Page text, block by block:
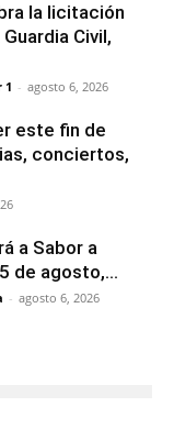
la licitación
Civil,
1 - agosto 6, 2026
este fin de
conciertos,
a Sabor a
de agosto,...
- agosto 6, 2026